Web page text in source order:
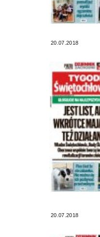
20.07.2018
20.07.2018